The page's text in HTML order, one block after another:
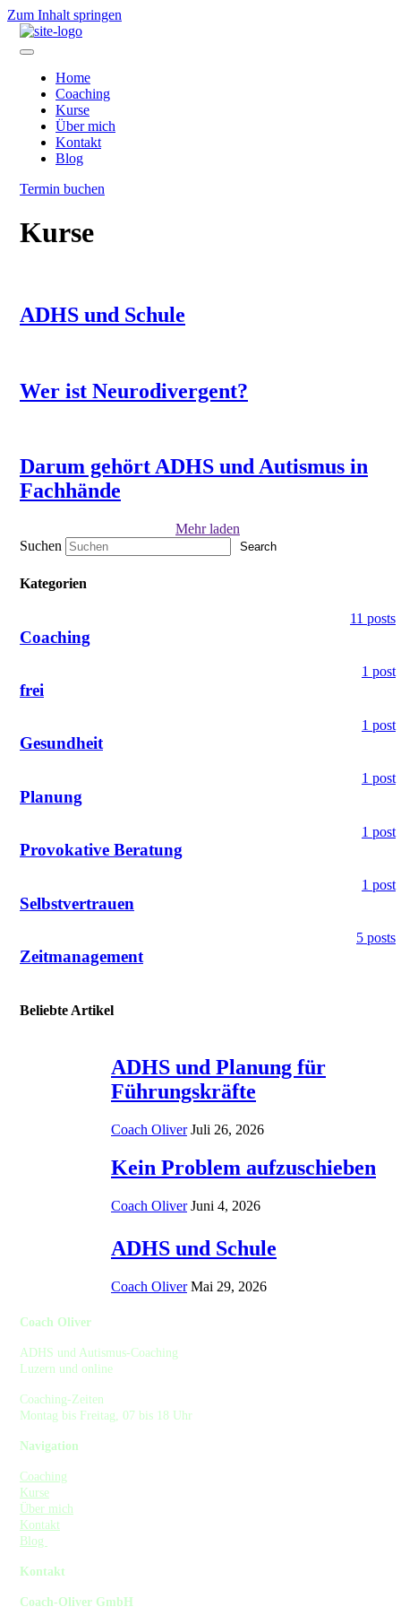
Zum Inhalt springen
Home
Coaching
Kurse
Über mich
Kontakt
Blog
Termin buchen
Kurse
ADHS und Schule
Wer ist Neurodivergent?
Darum gehört ADHS und Autismus in
Fachhände
Mehr laden
Suchen
Search
Kategorien
Coaching
11 posts
frei
1 post
Gesundheit
1 post
Planung
1 post
Provokative Beratung
1 post
Selbstvertrauen
1 post
Zeitmanagement
5 posts
Beliebte Artikel
ADHS und Planung für
Führungskräfte
Coach Oliver Juli 26, 2026
Kein Problem aufzuschieben
Coach Oliver Juni 4, 2026
ADHS und Schule
Coach Oliver Mai 29, 2026
Coach Oliver
ADHS und Autismus-Coaching
Luzern und online
Coaching-Zeiten
Montag bis Freitag, 07 bis 18 Uhr
Navigation
Coaching
Kurse
Über mich
Kontakt
Blog
Kontakt
Coach-Oliver GmbH